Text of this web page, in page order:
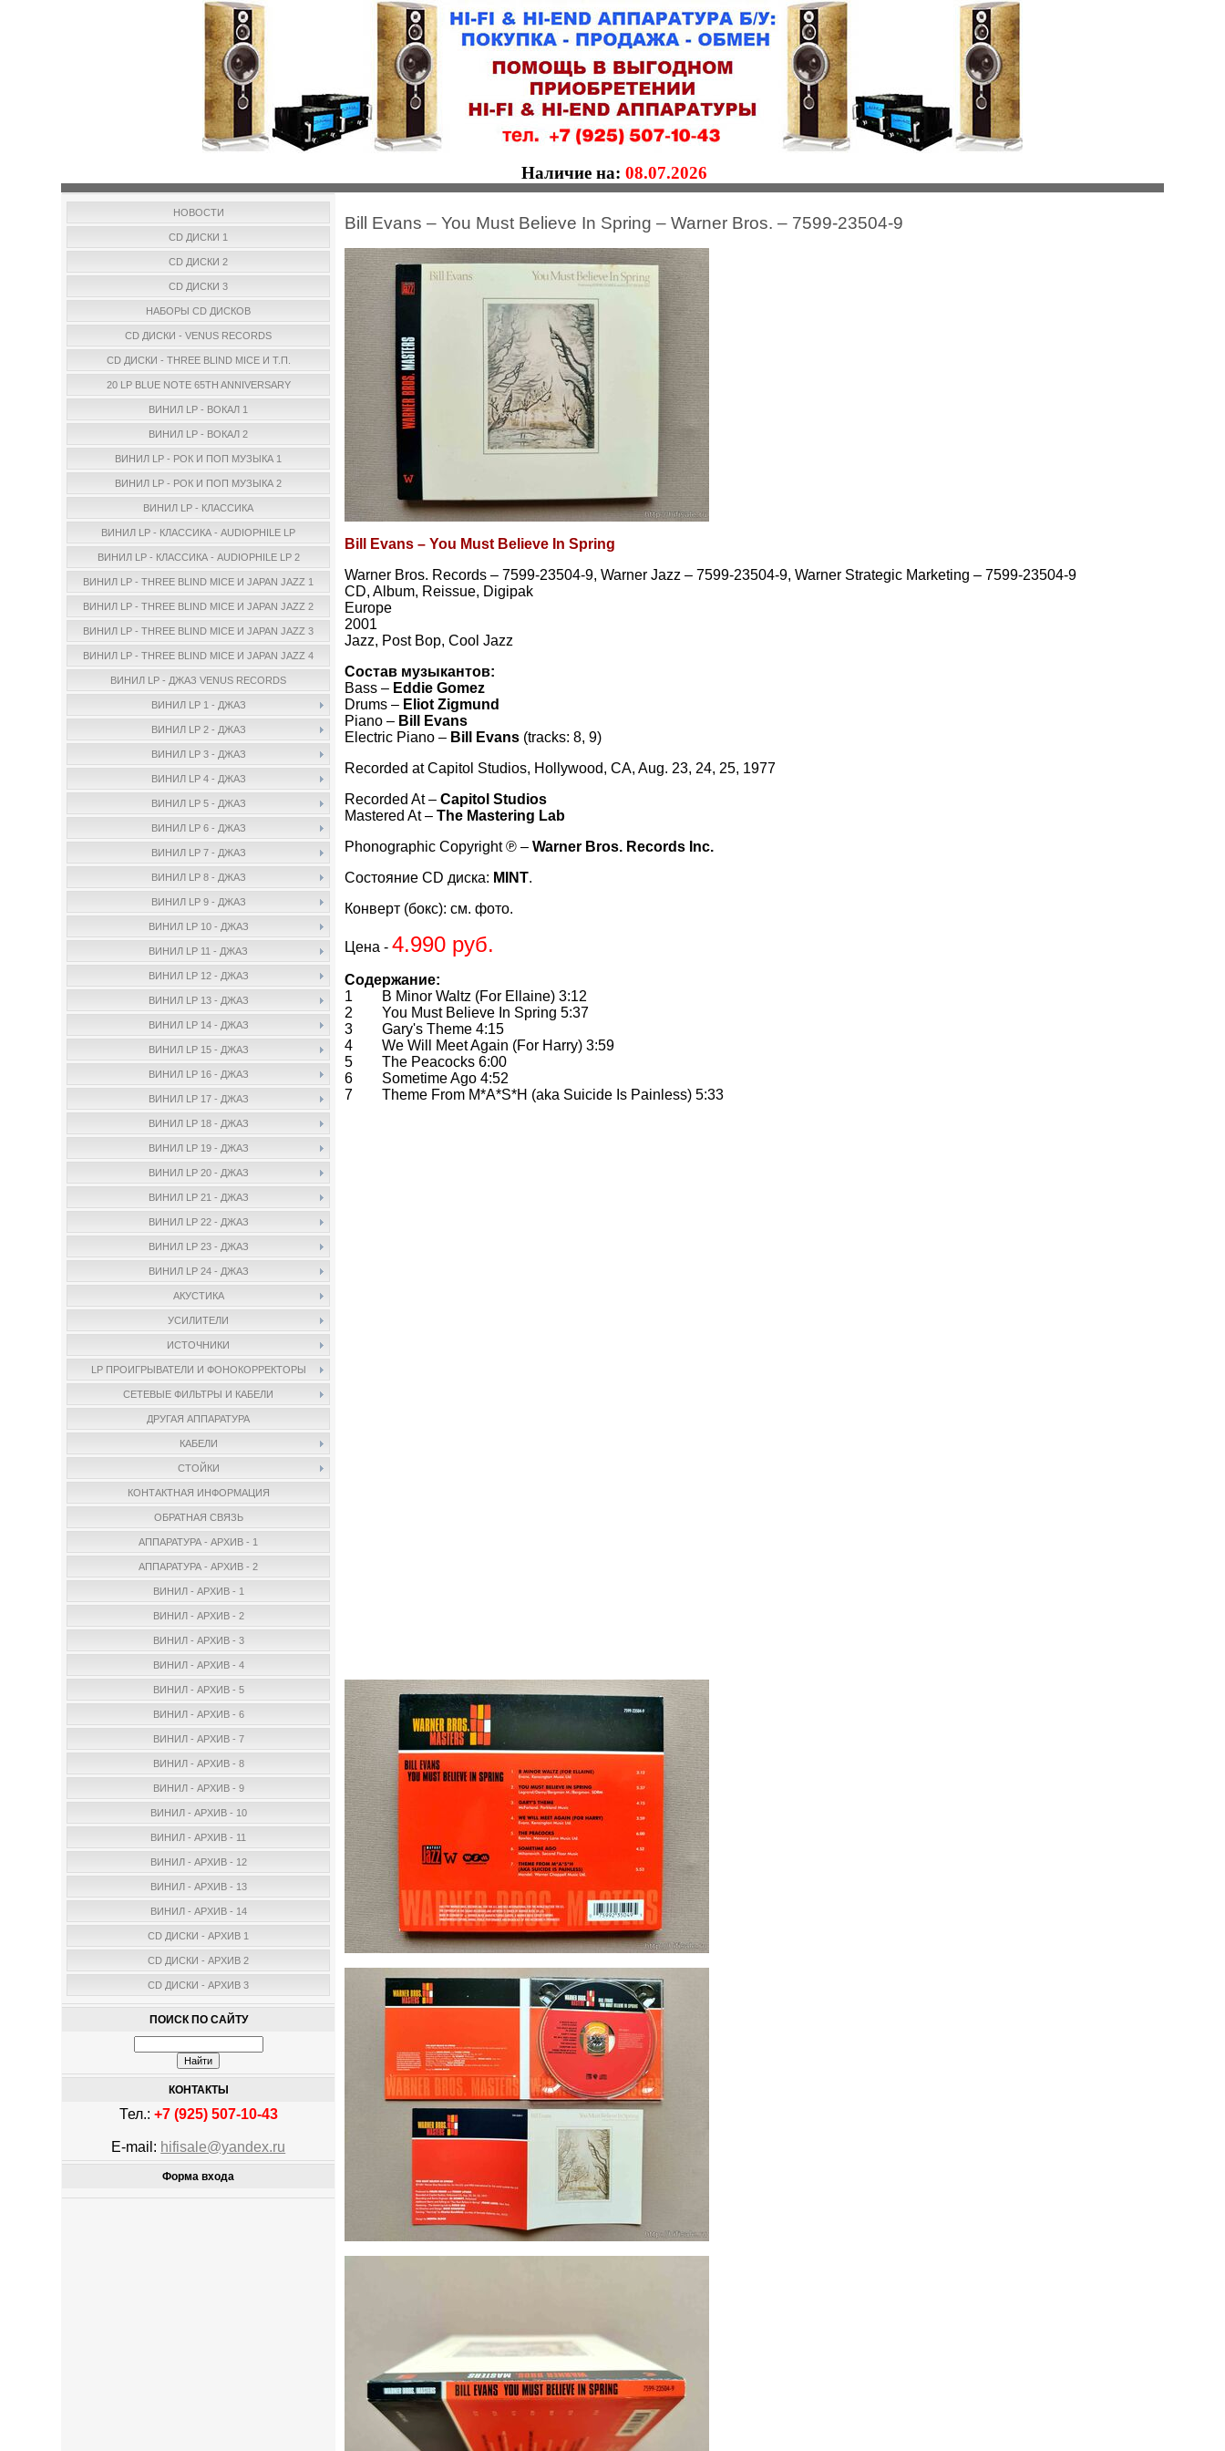
Наличие на: 08.07.2026
НОВОСТИ
CD ДИСКИ 1
CD ДИСКИ 2
CD ДИСКИ 3
НАБОРЫ CD ДИСКОВ
CD ДИСКИ - VENUS RECORDS
CD ДИСКИ - THREE BLIND MICE И Т.П.
20 LP BLUE NOTE 65TH ANNIVERSARY
ВИНИЛ LP - ВОКАЛ 1
ВИНИЛ LP - ВОКАЛ 2
ВИНИЛ LP - РОК И ПОП МУЗЫКА 1
ВИНИЛ LP - РОК И ПОП МУЗЫКА 2
ВИНИЛ LP - КЛАССИКА
ВИНИЛ LP - КЛАССИКА - AUDIOPHILE LP
ВИНИЛ LP - КЛАССИКА - AUDIOPHILE LP 2
ВИНИЛ LP - THREE BLIND MICE И JAPAN JAZZ 1
ВИНИЛ LP - THREE BLIND MICE И JAPAN JAZZ 2
ВИНИЛ LP - THREE BLIND MICE И JAPAN JAZZ 3
ВИНИЛ LP - THREE BLIND MICE И JAPAN JAZZ 4
ВИНИЛ LP - ДЖАЗ VENUS RECORDS
ВИНИЛ LP 1 - ДЖАЗ
ВИНИЛ LP 2 - ДЖАЗ
ВИНИЛ LP 3 - ДЖАЗ
ВИНИЛ LP 4 - ДЖАЗ
ВИНИЛ LP 5 - ДЖАЗ
ВИНИЛ LP 6 - ДЖАЗ
ВИНИЛ LP 7 - ДЖАЗ
ВИНИЛ LP 8 - ДЖАЗ
ВИНИЛ LP 9 - ДЖАЗ
ВИНИЛ LP 10 - ДЖАЗ
ВИНИЛ LP 11 - ДЖАЗ
ВИНИЛ LP 12 - ДЖАЗ
ВИНИЛ LP 13 - ДЖАЗ
ВИНИЛ LP 14 - ДЖАЗ
ВИНИЛ LP 15 - ДЖАЗ
ВИНИЛ LP 16 - ДЖАЗ
ВИНИЛ LP 17 - ДЖАЗ
ВИНИЛ LP 18 - ДЖАЗ
ВИНИЛ LP 19 - ДЖАЗ
ВИНИЛ LP 20 - ДЖАЗ
ВИНИЛ LP 21 - ДЖАЗ
ВИНИЛ LP 22 - ДЖАЗ
ВИНИЛ LP 23 - ДЖАЗ
ВИНИЛ LP 24 - ДЖАЗ
АКУСТИКА
УСИЛИТЕЛИ
ИСТОЧНИКИ
LP ПРОИГРЫВАТЕЛИ И ФОНОКОРРЕКТОРЫ
СЕТЕВЫЕ ФИЛЬТРЫ И КАБЕЛИ
ДРУГАЯ АППАРАТУРА
КАБЕЛИ
СТОЙКИ
КОНТАКТНАЯ ИНФОРМАЦИЯ
ОБРАТНАЯ СВЯЗЬ
АППАРАТУРА - АРХИВ - 1
АППАРАТУРА - АРХИВ - 2
ВИНИЛ - АРХИВ - 1
ВИНИЛ - АРХИВ - 2
ВИНИЛ - АРХИВ - 3
ВИНИЛ - АРХИВ - 4
ВИНИЛ - АРХИВ - 5
ВИНИЛ - АРХИВ - 6
ВИНИЛ - АРХИВ - 7
ВИНИЛ - АРХИВ - 8
ВИНИЛ - АРХИВ - 9
ВИНИЛ - АРХИВ - 10
ВИНИЛ - АРХИВ - 11
ВИНИЛ - АРХИВ - 12
ВИНИЛ - АРХИВ - 13
ВИНИЛ - АРХИВ - 14
CD ДИСКИ - АРХИВ 1
CD ДИСКИ - АРХИВ 2
CD ДИСКИ - АРХИВ 3
ПОИСК ПО САЙТУ
КОНТАКТЫ
Тел.: +7 (925) 507-10-43
E-mail: hifisale@yandex.ru
Форма входа
Bill Evans – You Must Believe In Spring – Warner Bros. – 7599-23504-9
Bill Evans – You Must Believe In Spring
Warner Bros. Records – 7599-23504-9, Warner Jazz – 7599-23504-9, Warner Strategic Marketing – 7599-23504-9
CD, Album, Reissue, Digipak
Europe
2001
Jazz, Post Bop, Cool Jazz
Состав музыкантов:
Bass – Eddie Gomez
Drums – Eliot Zigmund
Piano – Bill Evans
Electric Piano – Bill Evans (tracks: 8, 9)
Recorded at Capitol Studios, Hollywood, CA, Aug. 23, 24, 25, 1977
Recorded At –Capitol Studios
Mastered At –The Mastering Lab
Phonographic Copyright ℗ –Warner Bros. Records Inc.​
Состояние CD диска: MINT.
Конверт (бокс): см. фото.
Цена -4.990 руб.
Содержание:
1 B Minor Waltz (For Ellaine) 3:12
2 You Must Believe In Spring 5:37
3 Gary's Theme 4:15
4 We Will Meet Again (For Harry) 3:59
5 The Peacocks 6:00
6 Sometime Ago 4:52
7 Theme From M*A*S*H (aka Suicide Is Painless) 5:33